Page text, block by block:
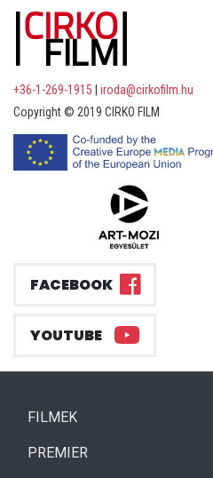
+36-1-269-1915
iroda@cirkofilm.hu
Copyright © 2019 CIRKO FILM
FACEBOOK
YOUTUBE
FILMEK(CURRENT)
PREMIER